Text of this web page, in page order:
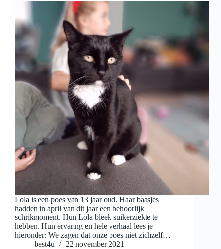
Lola is een poes van 13 jaar oud. Haar baasjes
hadden in april van dit jaar een behoorlijk
schrikmoment. Hun Lola bleek suikerziekte te
hebben. Hun ervaring en hele verhaal lees je
hieronder: We zagen dat onze poes niet zichzelf…
best4u
22 november 2021